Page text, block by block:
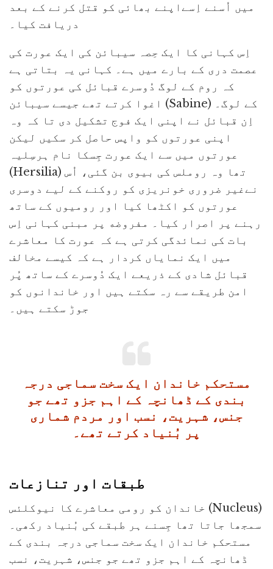
میں اُسنے اِسےاپنے بھائی کو قتل کرنے کے بعد
دریافت کیا۔
اِس کہانی کا ایک حِصہ سیبائن کی ایک عورت کی
عصمت دری کے بارے میں ہے۔ کہانی یہ بتاتی ہے
کہ روم کے لوگ دُوسرے قبائل کی عورتوں کو
اغوا کرتے تھے جیسے سیبائن (Sabine) کے لوگ۔
اِن قبائل نے اپنی ایک فوج تشکیل دی تا کہ وہ
اپنی عورتوں کو واپس حاصل کر سکیں لیکن
عورتوں میں سے ایک عورت جِسکا نام ہرسِلیہ
(Hersilia) تھا وہ روملس کی بیوی بن گئی، اُس
نےغیر ضروری خونریزی کو روکنے کے لیے دوسری
عورتوں کو اکٹھا کیا اور رومیوں کے ساتھ
رہنے پر اصرار کیا۔ مفروضه پر مبنی کہانی اِس
بات کی نمائدگی کرتی ہے کہ عورت کا معاشرے
میں ایک نمایاں کردار ہے کہ کیسے مخالف
قبائل شادی کے ذریعے ایک دُوسرے کے ساتھ پُر
امن طریقے سے رہ سکتے ہیں اور خاندانوں کو
جوڑ سکتے ہیں۔
مستحکم خاندان ایک سخت سماجی درجہ
بندی کے ڈھانچہ کے اہم جزو تھے جو
جنس، شہریت، نسب اور مردم شماری
پر بُنیاد کرتے تھے۔
طبقات اور تنازعات
خاندان کو رومی معاشرے کا نیوکلئس (Nucleus)
سمجھا جاتا تھا جِسنے ہر طبقے کی بُنیاد رکھی۔
مستحکم خاندان ایک سخت سماجی درجہ بندی کے
ڈھانچہ کے اہم جزو تھے جو جنس، شہریت، نسب